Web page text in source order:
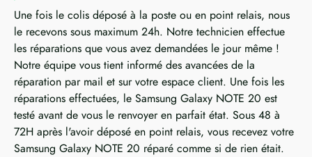
Une fois le colis déposé à la poste ou en point relais, nous
le recevons sous maximum 24h. Notre technicien effectue
les réparations que vous avez demandées le jour même !
Notre équipe vous tient informé des avancées de la
réparation par mail et sur votre espace client. Une fois les
réparations effectuées, le Samsung Galaxy NOTE 20 est
testé avant de vous le renvoyer en parfait état. Sous 48 à
72H après l'avoir déposé en point relais, vous recevez votre
Samsung Galaxy NOTE 20 réparé comme si de rien était.